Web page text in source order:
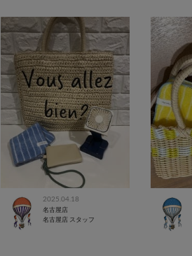
2025.04.18
名古屋店
名古屋店 スタッフ